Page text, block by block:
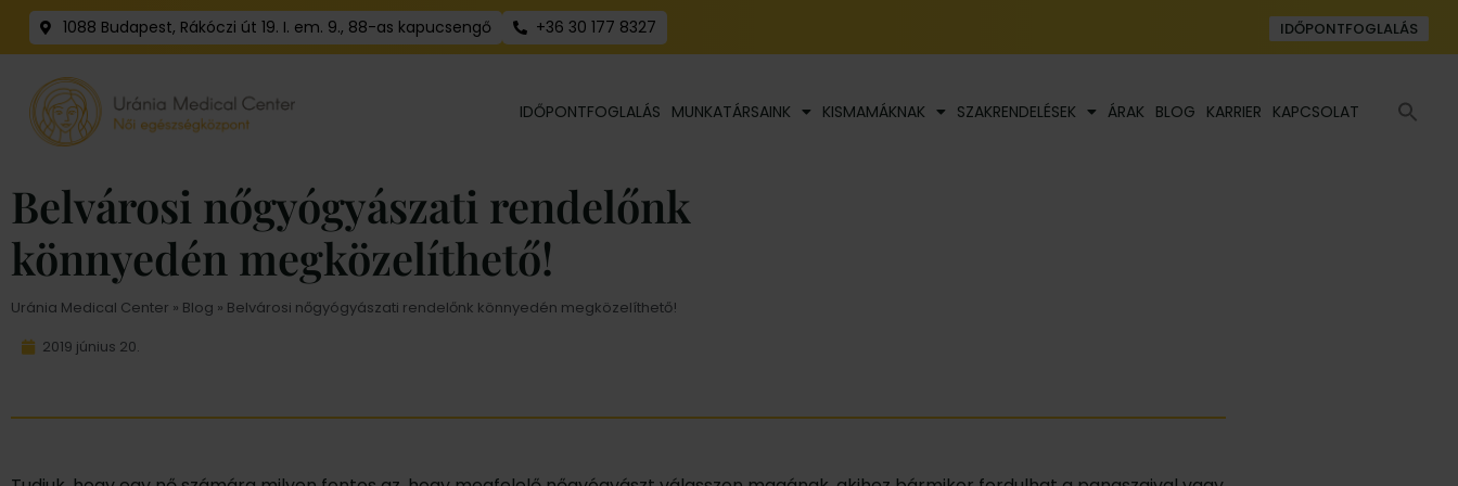
1088 Budapest, Rákóczi út 19. I. em. 9., 88-as kapucsengő +36 30 177 8327 IDŐPONTFOGLALÁS
IDŐPONTFOGLALÁS MUNKATÁRSAINK KISMAMÁKNAK SZAKRENDELÉSEK ÁRAK BLOG KARRIER KAPCSOLAT
Belvárosi nőgyógyászati rendelőnk
könnyedén megközelíthető!
Uránia Medical Center » Blog » Belvárosi nőgyógyászati rendelőnk könnyedén megközelíthető!
2019 június 20.